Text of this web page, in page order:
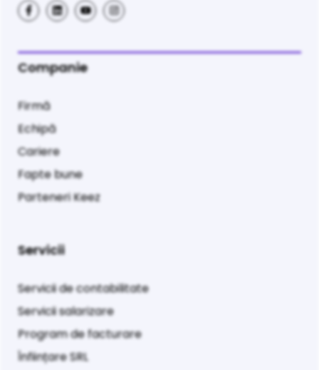
Companie
Firmă
Echipă
Cariere
Fapte bune
Parteneri Keez
Servicii
Servicii de contabilitate
Servicii salarizare
Program de facturare
Înființare SRL